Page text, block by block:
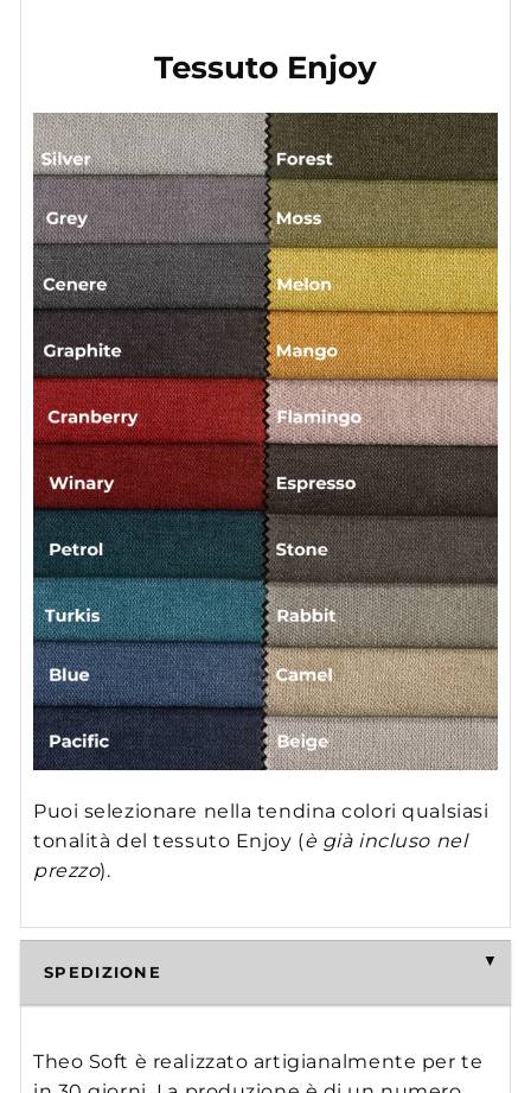
Tessuto Enjoy
Puoi selezionare nella tendina colori qualsiasi
tonalità del tessuto Enjoy (è già incluso nel
prezzo).
SPEDIZIONE
Theo Soft è realizzato artigianalmente per te